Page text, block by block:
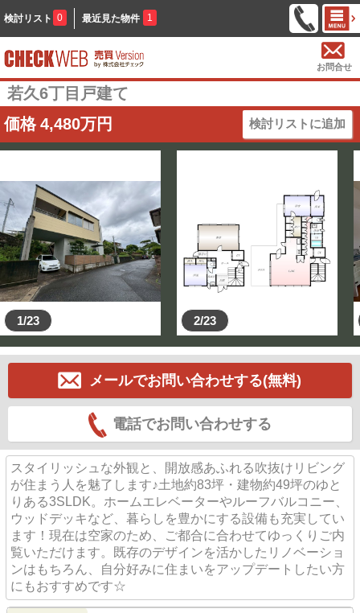
検討リスト 0 最近見た物件 1
お問合せ
若久6丁目戸建て
価格 4,480万円 検討リストに追加
1/23 2/23
メールでお問い合わせする(無料)
電話でお問い合わせする
スタイリッシュな外観と、開放感あふれる吹抜けリビング
が住まう人を魅了します♪土地約83坪・建物約49坪のゆと
りある3SLDK。ホームエレベーターやルーフバルコニー、
ウッドデッキなど、暮らしを豊かにする設備も充実してい
ます！現在は空家のため、ご都合に合わせてゆっくりご内
覧いただけます。既存のデザインを活かしたリノベーショ
ンはもちろん、自分好みに住まいをアップデートしたい方
にもおすすめです☆